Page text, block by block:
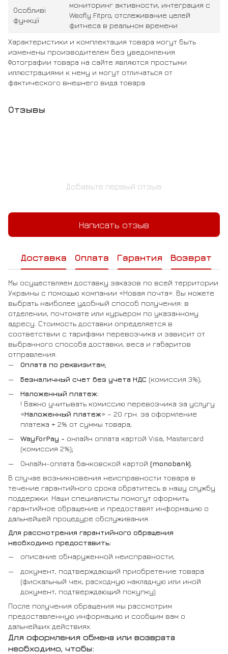
Особливі
функції
мониторинг активности, интеграция с
Weofly Fitpro, отслеживание целей
фитнеса в реальном времени
Характеристики и комплектация товара могут быть
изменены производителем без уведомления.
Фотографии товара на сайте являются простыми
иллюстрациями к нему и могут отличаться от
фактического внешнего вида товара.
Отзывы
Добавьте первый отзыв
Написать отзыв
Доставка Оплата Гарантия Возврат
Мы осуществляем доставку заказов по всей территории
Украины с помощью компании «Новая почта». Вы можете
выбрать наиболее удобный способ получения: в
отделении, почтомате или курьером по указанному
адресу. Стоимость доставки определяется в
соответствии с тарифами перевозчика и зависит от
выбранного способа доставки, веса и габаритов
отправления.
Оплата по реквизитам;
Безналичный счет без учета НДС (комиссия 3%);
Наложенный платеж:
! Важно учитывать комиссию перевозчика за услугу
«Наложенный платеж» – 20 грн. за оформление
платежа + 2% от суммы товара;
WayForPay - онлайн оплата картой Visa, Mastercard
(комиссия 2%);
Онлайн-оплата банковской картой (monobank).
В случае возникновения неисправности товара в
течение гарантийного срока обратитесь в нашу службу
поддержки. Наши специалисты помогут оформить
гарантийное обращение и предоставят информацию о
дальнейшей процедуре обслуживания.
Для рассмотрения гарантийного обращения
необходимо предоставить:
описание обнаруженной неисправности;
документ, подтверждающий приобретение товара
(фискальный чек, расходную накладную или иной
документ, подтверждающий покупку).
После получения обращения мы рассмотрим
предоставленную информацию и сообщим вам о
дальнейших действиях.
Для оформления обмена или возврата
необходимо, чтобы: